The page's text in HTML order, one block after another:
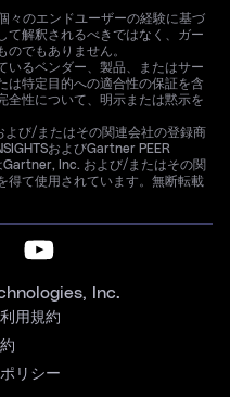
のエンドユーザーの経験に基づ
て解釈されるべきではなく、ガー
のでもありません。
いるベンダー、製品、またはサー
は特定目的への適合性の保証を含
全性について、明示または黙示を
び/またはその関連会社の登録商
およびGartner PEER
Gartner, Inc. および/またはその関
得て使用されています。無断転載
Inc.
用規約
リシー